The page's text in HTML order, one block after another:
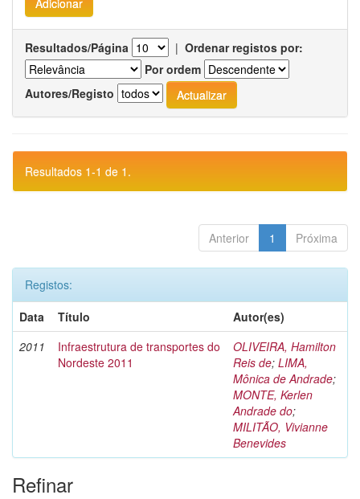
Resultados/Página | Ordenar registos por:
Por ordem
Autores/Registo
Resultados 1-1 de 1.
Anterior 1 Próxima
Registos:
Data
Título
Autor(es)
2011
Infraestrutura de transportes do
Nordeste 2011
OLIVEIRA, Hamilton
Reis de; LIMA,
Mônica de Andrade;
MONTE, Kerlen
Andrade do;
MILITÃO, Vivianne
Benevides
Refinar